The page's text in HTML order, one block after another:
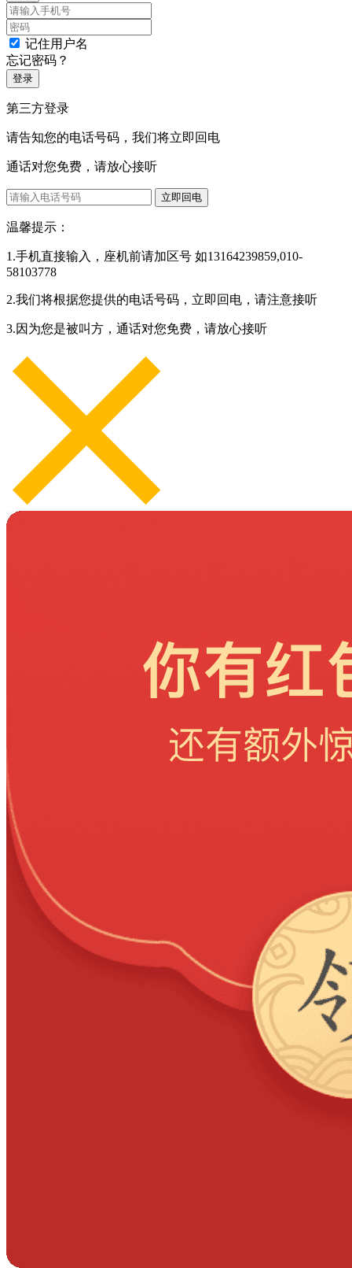
记住用户名
忘记密码？
登录
第三方登录
请告知您的电话号码，我们将立即回电
通话对您免费，请放心接听
立即回电
温馨提示：
1.手机直接输入，座机前请加区号 如13164239859,010-
58103778
2.我们将根据您提供的电话号码，立即回电，请注意接听
3.因为您是被叫方，通话对您免费，请放心接听